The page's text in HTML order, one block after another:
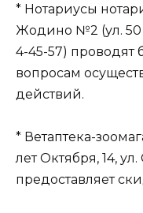
* Нотариусы
Жодино №2 (ул. 50
4-45-57) проводят
вопросам
действий.
* Ветаптека-
лет Октября, 14,
предоставляет